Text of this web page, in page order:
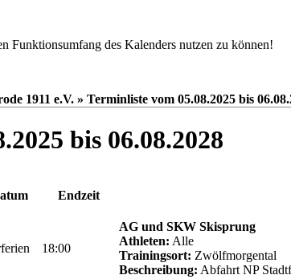
Funktionsumfang des Kalenders nutzen zu können!
1911 e.V. » Terminliste vom 05.08.2025 bis
bis 06.08.2028
Endzeit
18:00
AG und SKW Skisprung
Athleten: Alle
Trainingsort: Zwölfmorgental
Beschreibung: Abfahrt NP